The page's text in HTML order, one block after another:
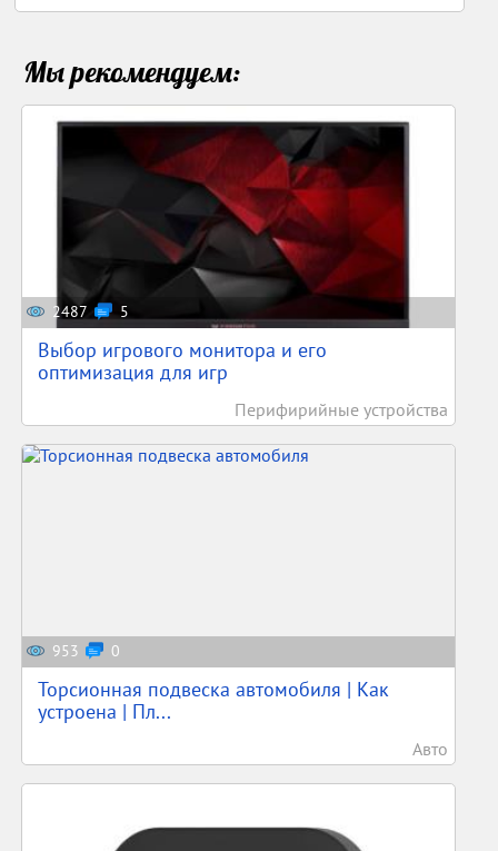
Мы рекомендуем:
2487 5
Выбор игрового монитора и его
оптимизация для игр
Перифирийные устройства
953 0
Торсионная подвеска автомобиля | Как
устроена | Пл...
Авто